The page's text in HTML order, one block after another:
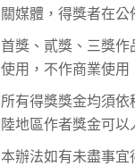
關媒體，得獎者在公
首獎、貳獎、三獎
使用，不作商業使用
所有得獎獎金均須
陸地區作者獎金可以
本辦法如有未盡事宜